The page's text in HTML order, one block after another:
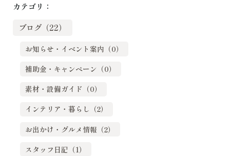
カテゴリ：
ブログ（22）
お知らせ・イベント案内（0）
補助金・キャンペーン（0）
素材・設備ガイド（0）
インテリア・暮らし（2）
お出かけ・グルメ情報（2）
スタッフ日記（1）